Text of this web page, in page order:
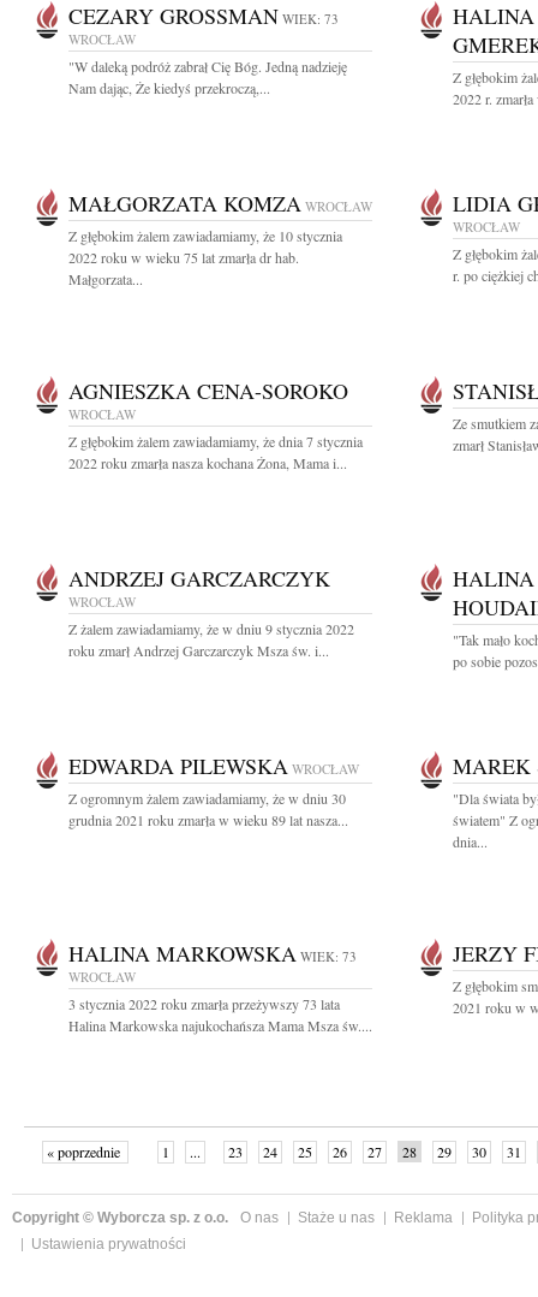
CEZARY GROSSMAN WIEK: 73
WROCŁAW
"W daleką podróż zabrał Cię Bóg. Jedną nadzieję
Nam dając, Że kiedyś przekroczą,...
HALINA
Z głębokim
2022 r.
MAŁGORZATA KOMZA WROCŁAW
Z głębokim żalem zawiadamiamy, że 10 stycznia
2022 roku w wieku 75 lat zmarła dr hab.
Małgorzata...
LIDIA
WROCŁAW
Z głębokim
r. po ciężkiej
AGNIESZKA CENA-SOROKO
WROCŁAW
Z głębokim żalem zawiadamiamy, że dnia 7 stycznia
2022 roku zmarła nasza kochana Żona, Mama i...
Ze smutkiem
zmarł
ANDRZEJ GARCZARCZYK
WROCŁAW
Z żalem zawiadamiamy, że w dniu 9 stycznia 2022
roku zmarł Andrzej Garczarczyk Msza św. i...
HALINA
"Tak mało
po sobie
EDWARDA PILEWSKA WROCŁAW
Z ogromnym żalem zawiadamiamy, że w dniu 30
grudnia 2021 roku zmarła w wieku 89 lat nasza...
MAREK
"Dla świata
światem" Z
dnia...
HALINA MARKOWSKA WIEK: 73
WROCŁAW
3 stycznia 2022 roku zmarła przeżywszy 73 lata
Halina Markowska najukochańsza Mama Msza św....
JERZY
Z głębokim
2021 roku w
« poprzednie 1 ... 23 24 25 26 27 28 29 30
31
Copyright © Wyborcza sp. z o.o. O nas Staże u nas Reklama
Polityka
Ustawienia prywatności